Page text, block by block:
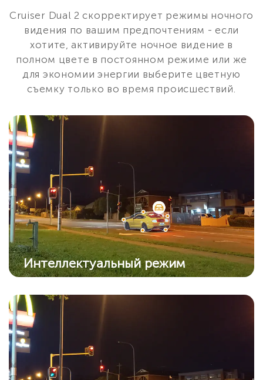
Cruiser Dual 2 скорректирует режимы ночного
видения по вашим предпочтениям - если
хотите, активируйте ночное видение в
полном цвете в постоянном режиме или же
для экономии энергии выберите цветную
съемку только во время происшествий.
Интеллектуальный режим
Камера автоматически перейдет в цветной
режим из режима ИК, когда обнаружит
подозрительный объект.